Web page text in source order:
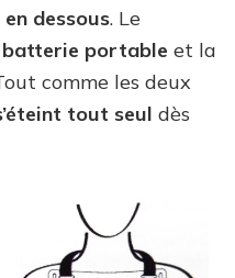
dessous. Le
batterie portable et la
comme les deux
tout seul dès